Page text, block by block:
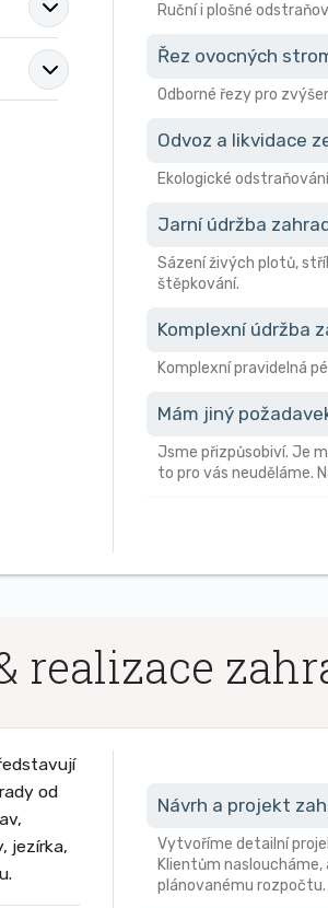
Ruční i plošné
Řez ovocných
Odborné řezy pro
Odvoz a likvidace
Ekologické
Jarní údržba
Sázení živých plotů,
štěpkování.
Komplexní údržba
Komplexní pravidelná
Mám jiný
Jsme přizpůsobiví. Je
to pro vás neuděláme.
realizace
od
jezírka,
Návrh a projekt
Vytvoříme detailní
Klientům
plánovanému rozpočtu.